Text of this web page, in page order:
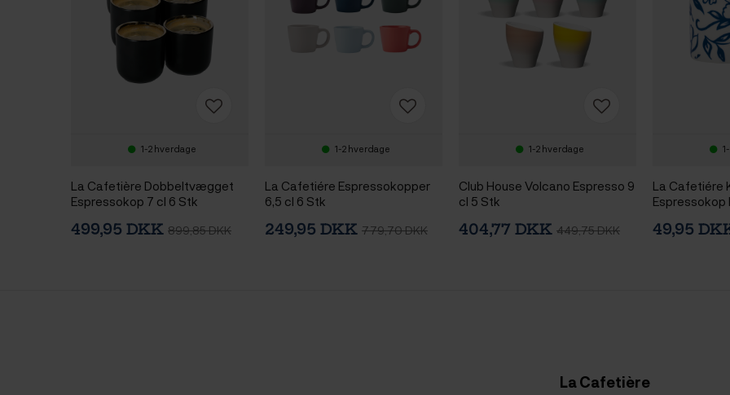
1-2 hverdage
La Cafetière Dobbeltvægget
Espressokop 7 cl 6 Stk
499,95 DKK 899,85 DKK
1-2 hverdage
La Cafetiére Espressokopper
6,5 cl 6 Stk
249,95 DKK 779,70 DKK
1-2 hverdage
Club House Volcano Espresso 9
cl 5 Stk
404,77 DKK 449,75 DKK
La Cafetiére
Espressokop
49,95
La Cafetière